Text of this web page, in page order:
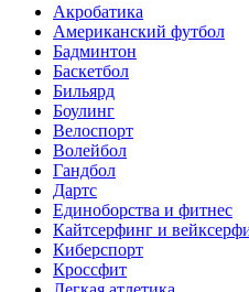
Акробатика
Американский футбол
Бадминтон
Баскетбол
Бильярд
Боулинг
Велоспорт
Волейбол
Гандбол
Дартс
Единоборства и фитнес
Кайтсерфинг и
Киберспорт
Кроссфит